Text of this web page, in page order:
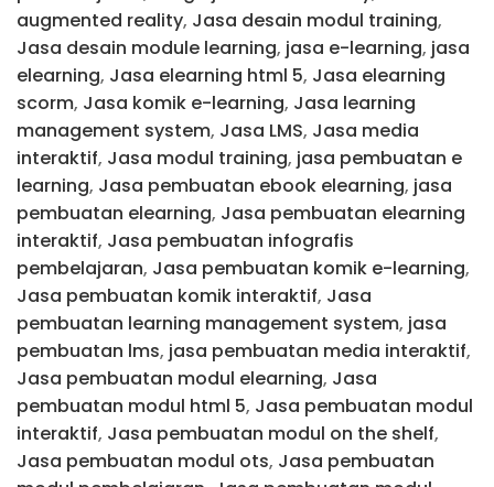
augmented reality, Jasa desain modul training,
Jasa desain module learning, jasa e-learning, jasa
elearning, Jasa elearning html 5, Jasa elearning
scorm, Jasa komik e-learning, Jasa learning
management system, Jasa LMS, Jasa media
interaktif, Jasa modul training, jasa pembuatan e
learning, Jasa pembuatan ebook elearning, jasa
pembuatan elearning, Jasa pembuatan elearning
interaktif, Jasa pembuatan infografis
pembelajaran, Jasa pembuatan komik e-learning,
Jasa pembuatan komik interaktif, Jasa
pembuatan learning management system, jasa
pembuatan lms, jasa pembuatan media interaktif,
Jasa pembuatan modul elearning, Jasa
pembuatan modul html 5, Jasa pembuatan modul
interaktif, Jasa pembuatan modul on the shelf,
Jasa pembuatan modul ots, Jasa pembuatan